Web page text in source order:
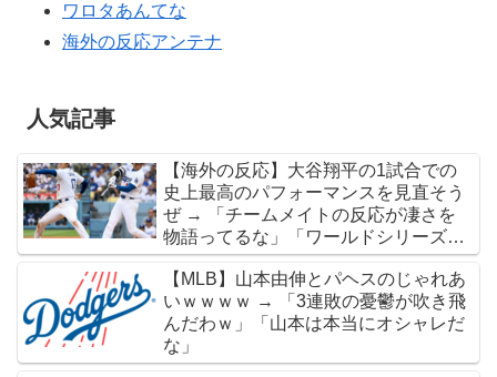
ワロタあんてな
海外の反応アンテナ
人気記事
【海外の反応】大谷翔平の1試合での
史上最高のパフォーマンスを見直そう
ぜ → 「チームメイトの反応が凄さを
物語ってるな」「ワールドシリーズで
延長18回までいった試合も凄かった」
【MLB】山本由伸とパヘスのじゃれあ
いｗｗｗｗ → 「3連敗の憂鬱が吹き飛
んだわｗ」「山本は本当にオシャレだ
な」